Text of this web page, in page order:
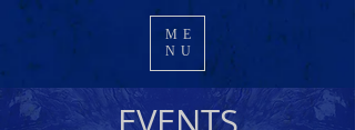
ME
NU